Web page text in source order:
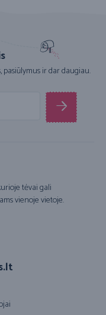
ir dar daugiau.
tėvai gali
vienoje vietoje.